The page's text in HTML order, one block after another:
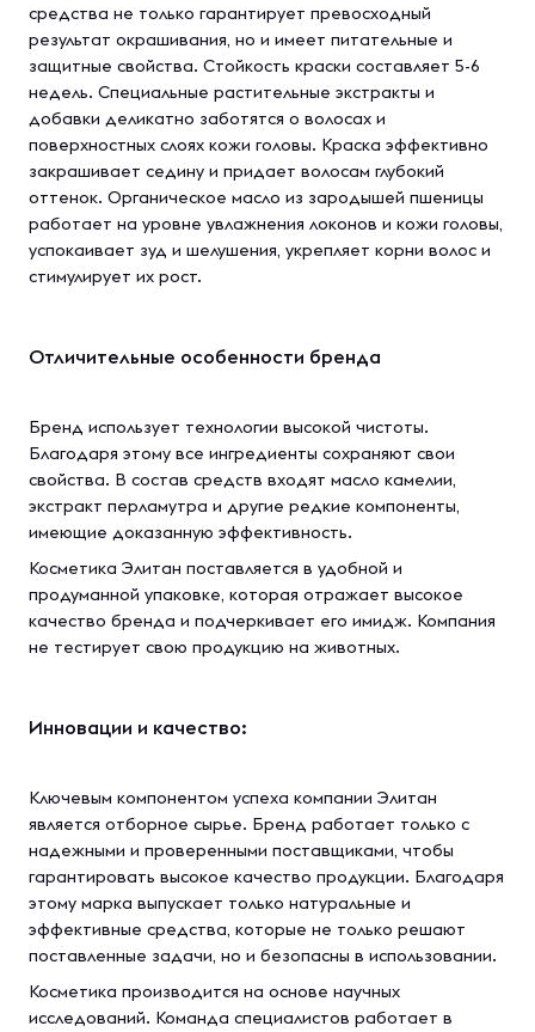
средства не только гарантирует превосходный
результат окрашивания, но и имеет питательные и
защитные свойства. Стойкость краски составляет 5-6
недель. Специальные растительные экстракты и
добавки деликатно заботятся о волосах и
поверхностных слоях кожи головы. Краска эффективно
закрашивает седину и придает волосам глубокий
оттенок. Органическое масло из зародышей пшеницы
работает на уровне увлажнения локонов и кожи головы,
успокаивает зуд и шелушения, укрепляет корни волос и
стимулирует их рост.
Отличительные особенности бренда
Бренд использует технологии высокой чистоты.
Благодаря этому все ингредиенты сохраняют свои
свойства. В состав средств входят масло камелии,
экстракт перламутра и другие редкие компоненты,
имеющие доказанную эффективность.
Косметика Элитан поставляется в удобной и
продуманной упаковке, которая отражает высокое
качество бренда и подчеркивает его имидж. Компания
не тестирует свою продукцию на животных.
Инновации и качество:
Ключевым компонентом успеха компании Элитан
является отборное сырье. Бренд работает только с
надежными и проверенными поставщиками, чтобы
гарантировать высокое качество продукции. Благодаря
этому марка выпускает только натуральные и
эффективные средства, которые не только решают
поставленные задачи, но и безопасны в использовании.
Косметика производится на основе научных
исследований. Команда специалистов работает в